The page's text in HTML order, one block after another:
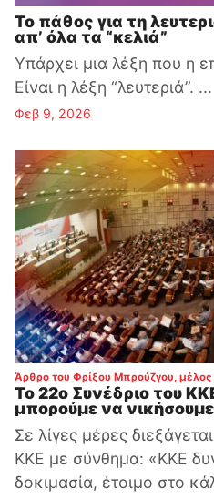
Το πάθος για τη
απ’ όλα τα “κελιά”
Υπάρχει μια λέξη που η
Είναι η λέξη “λευτεριά”. ...
Φεβ 9, 2026
Άρθρο του Φρίξου Μπρούζγου,
Το 22ο Συνέδριο του
μπορούμε να
Σε λίγες μέρες
ΚΚΕ με σύνθημα: «ΚΚΕ
δοκιμασία, έτοιμο στο